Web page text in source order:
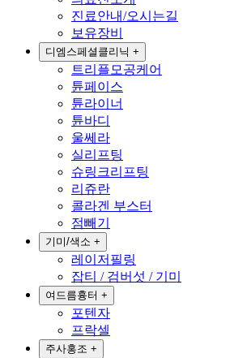
진료안내/오시는길
보유장비
디엠스페셜클리닉 +
트리플모공케어
튠페이스
튠라이너
튠바디
울쎄라
실리프팅
슈링크리프팅
리쥬란
콜라겐 부스터
점빼기
기미/색소 +
레이저필링
잡티 / 검버섯 / 기미
여드름흉터 +
포텐자
프락셀
주사홍조 +